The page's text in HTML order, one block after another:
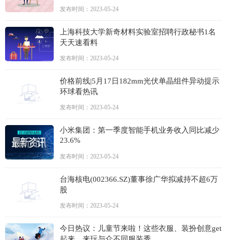
发布时间：2023-05-24
上海科技大学新奇材料实验室招聘行政秘书1名
天天速看料
发布时间：2023-05-24
价格前线|5月17日182mm光伏单晶组件异动提示
环球看热讯
发布时间：2023-05-24
小米集团：第一季度智能手机业务收入同比减少
23.6%
发布时间：2023-05-24
台海核电(002366.SZ)董事徐广华拟减持不超6万
股
发布时间：2023-05-24
今日热议：儿童节来啦！这些衣服、装扮创意get